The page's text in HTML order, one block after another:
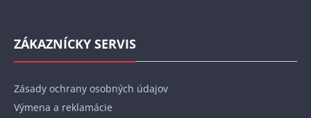
ZÁKAZNÍCKY SERVIS
Zásady ochrany osobných údajov
Výmena a reklamácie